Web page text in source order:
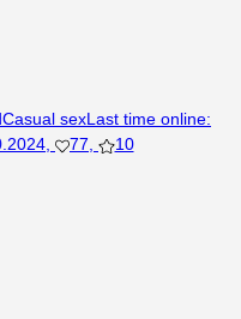
Casual sexLast time online:
, 77, 10